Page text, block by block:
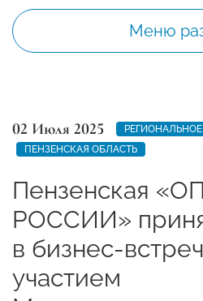
Меню
02 Июля 2025
ПЕНЗЕНСКАЯ ОБЛАСТЬ
Пензенская
РОССИИ»
в бизнес-
участием